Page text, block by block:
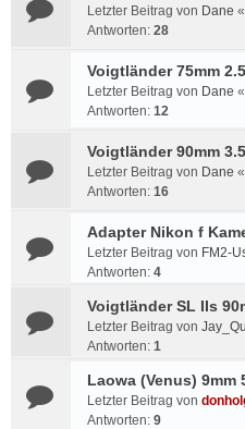
Letzter Beitrag von Dane «
Antworten: 28
Voigtländer 75mm
Letzter Beitrag von Dane «
Antworten: 12
Voigtländer 90mm
Letzter Beitrag von Dane «
Antworten: 16
Adapter Nikon f
Letzter Beitrag von FM2-
Antworten: 4
Voigtländer SL IIs
Letzter Beitrag von
Antworten: 1
Laowa (Venus) 9mm
Letzter Beitrag von
Antworten: 9